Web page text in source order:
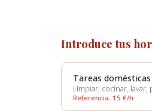
Introduce tus
Tareas domésticas
Limpiar, cocinar, lavar,
Referencia: 15 €/h